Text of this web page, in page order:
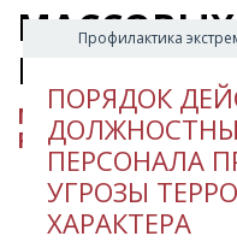
МАССОВЫХ
МИНИСТЕРСТВО
РЕСПУБЛИКИ
Профилактика
​ПОРЯДОК
ПЕРСОНАЛА
УГРОЗЫ
ХАРАКТЕРА